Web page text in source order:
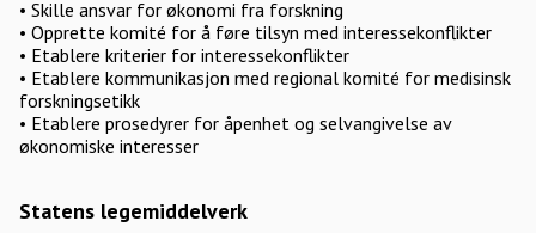
• Skille ansvar for økonomi fra forskning
• Opprette komité for å føre tilsyn med interessekonflikter
• Etablere kriterier for interessekonflikter
• Etablere kommunikasjon med regional komité for medisinsk
forskningsetikk
• Etablere prosedyrer for åpenhet og selvangivelse av
økonomiske interesser
Statens legemiddelverk